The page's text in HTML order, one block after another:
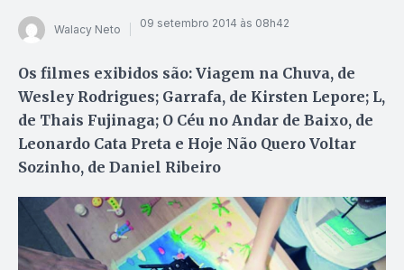
Walacy Neto 09 setembro 2014 às 08h42
Os filmes exibidos são: Viagem na Chuva, de
Wesley Rodrigues; Garrafa, de Kirsten Lepore; L,
de Thais Fujinaga; O Céu no Andar de Baixo, de
Leonardo Cata Preta e Hoje Não Quero Voltar
Sozinho, de Daniel Ribeiro